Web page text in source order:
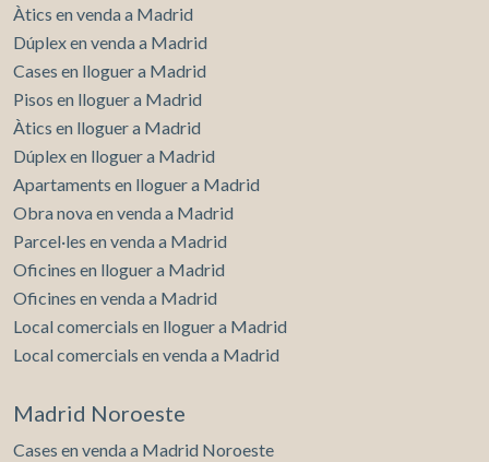
Àtics en venda a Madrid
Dúplex en venda a Madrid
Cases en lloguer a Madrid
Pisos en lloguer a Madrid
Àtics en lloguer a Madrid
Dúplex en lloguer a Madrid
Apartaments en lloguer a Madrid
Obra nova en venda a Madrid
Parcel·les en venda a Madrid
Oficines en lloguer a Madrid
Oficines en venda a Madrid
Local comercials en lloguer a Madrid
Local comercials en venda a Madrid
Madrid Noroeste
Cases en venda a Madrid Noroeste